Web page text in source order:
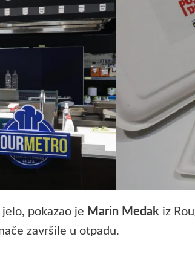
pokazao je Marin Medak iz
završile u otpadu.